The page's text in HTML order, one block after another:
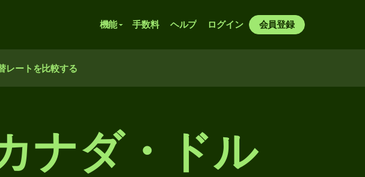
機能 手数料 ヘルプ ログイン 会員登録
レートを比較する
ナダ・ドル